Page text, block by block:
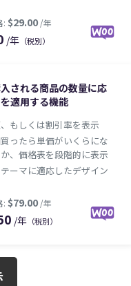
価格: $99.00 /年
/年 （税別）
される商品の数量に応
適用する機能
もしくは割引率を表示
ったら単価がいくらにな
、価格表を段階的に表示
ーマに適応したデザイン
/年 （税別）